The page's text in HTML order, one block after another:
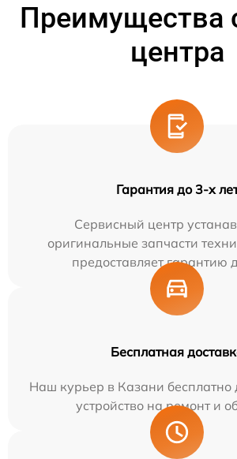
Преимущества
центра
Гарантия до 3-х
Сервисный центр
оригинальные запчасти
предоставляет гарантию
Бесплатная
Наш курьер в Казани бесплатно
устройство на ремонт и